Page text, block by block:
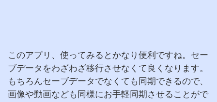
このアプリ、使ってみるとかなり便利ですね。セー
ブデータをわざわざ移行させなくて良くなります。
もちろんセーブデータでなくても同期できるので、
画像や動画なども同様にお手軽同期させることがで